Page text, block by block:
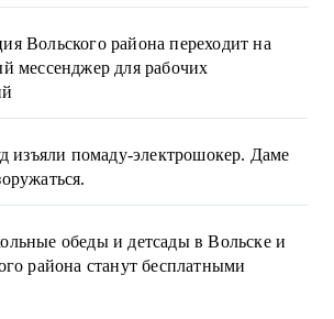
Вольского района переходит на
мессенджер для рабочих
изъяли помаду-электрошокер. Даме
обеды и детсады в Вольске и
района станут бесплатными